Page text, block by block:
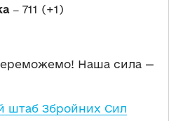
‒ 711 (+1)
Наша сила —
штаб Збройних Сил